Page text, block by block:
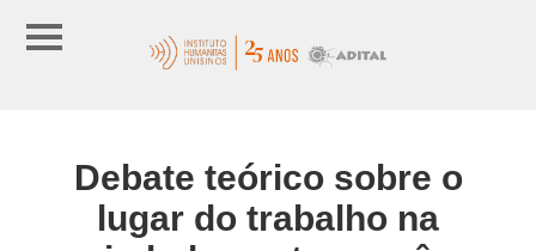
Debate teórico sobre o
lugar do trabalho na